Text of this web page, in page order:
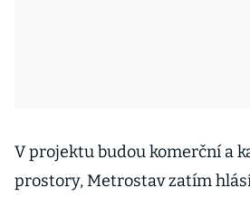
V projektu budou komerční a
prostory, Metrostav zatím